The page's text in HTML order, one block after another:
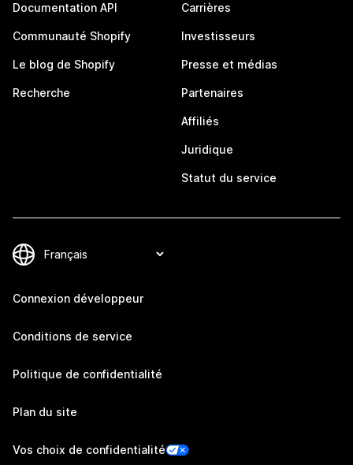
Documentation API
Communauté Shopify
Le blog de Shopify
Recherche
Carrières
Investisseurs
Presse et médias
Partenaires
Affiliés
Juridique
Statut du service
Connexion développeur
Conditions de service
Politique de confidentialité
Plan du site
Vos choix de confidentialité